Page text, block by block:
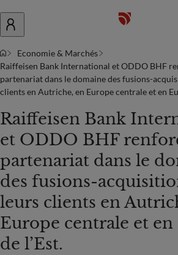
Economie & Marchés
Raiffeisen Bank International et ODDO BHF
partenariat dans le domaine des fusions-
clients en Autriche, en Europe centrale et en
Raiffeisen Bank
et ODDO BHF
partenariat dans le
des fusions-
leurs clients en
Europe centrale et
de l’Est.